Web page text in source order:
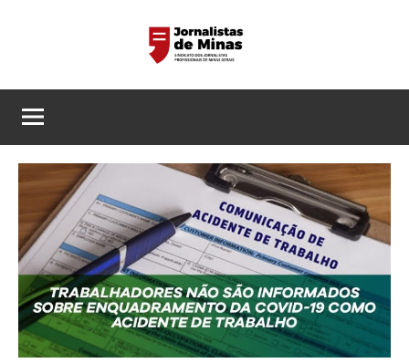
conteúdo
Sindicato
dos
Jornalistas
Profissionais
de
Minas
Gerais
Sindicato
dos
Jornalistas
Profissionais
MG